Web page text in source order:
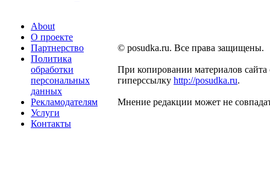
About
О проекте
Партнерство
Политика
обработки
персональных
данных
Рекламодателям
Услуги
Контакты
© posudka.ru. Все права защищены.
При копировании материалов сайта
гиперссылку http://posudka.ru.
Мнение редакции может не